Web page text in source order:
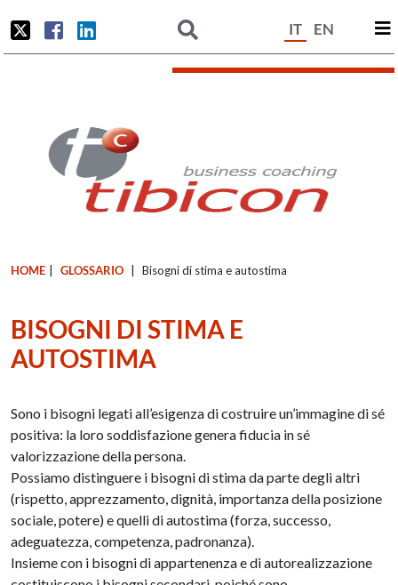
IT EN
HOME GLOSSARIO Bisogni di stima e autostima
BISOGNI DI STIMA E
AUTOSTIMA
Sono i bisogni legati all’esigenza di costruire un’immagine di sé
positiva: la loro soddisfazione genera fiducia in sé
valorizzazione della persona.
Possiamo distinguere i bisogni di stima da parte degli altri
(rispetto, apprezzamento, dignità, importanza della posizione
sociale, potere) e quelli di autostima (for­za, successo,
adeguatezza, competenza, padronanza).
Insieme con i bisogni di appartenenza e di autorealizzazione